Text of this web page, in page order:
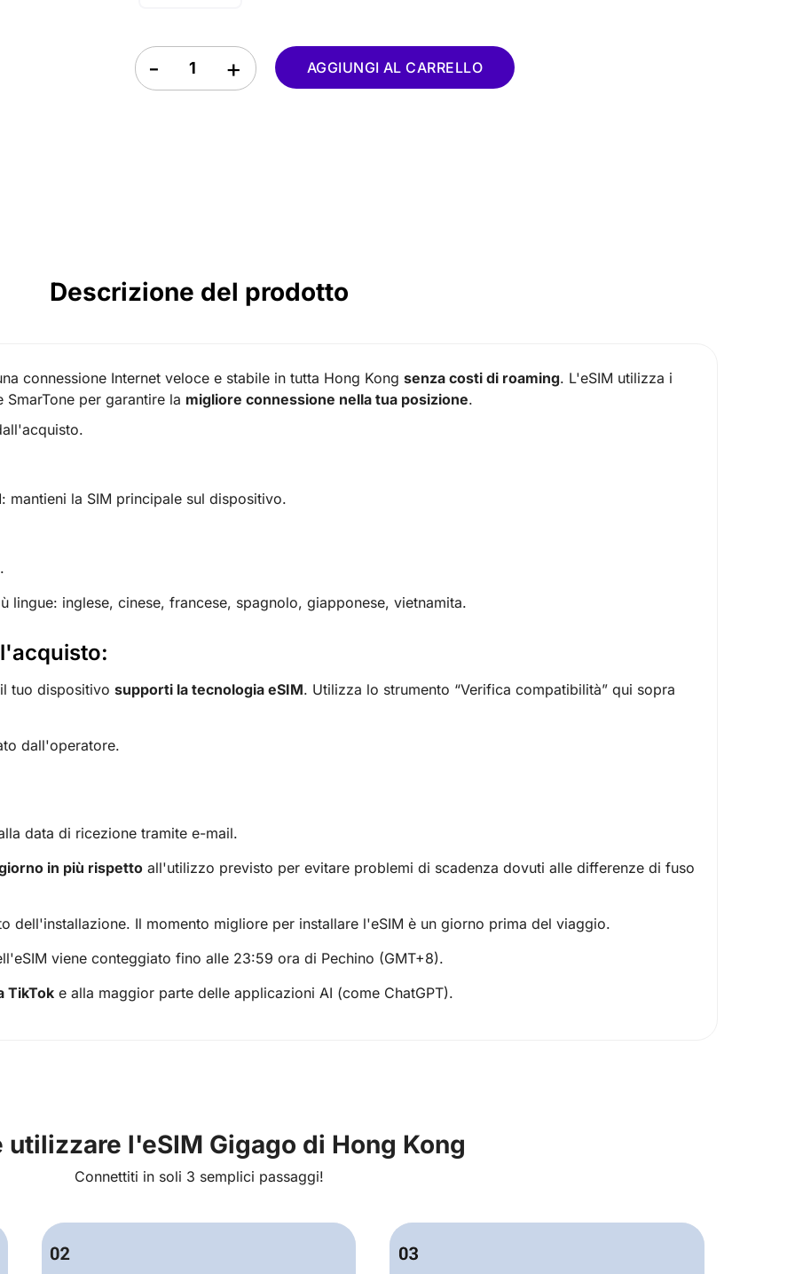
eSIM Hong Kong quantity
AGGIUNGI AL CARRELLO
Descrizione del prodotto
connessione Internet veloce e stabile in tutta Hong Kong senza costi di roaming. L'eSIM utilizza i
per garantire la migliore connessione nella tua posizione.
mantieni la SIM principale sul dispositivo.
lingue: inglese, cinese, francese, spagnolo, giapponese, vietnamita.
tuo dispositivo supporti la tecnologia eSIM. Utilizza lo strumento “Verifica compatibilità” qui sopra
dall'operatore.
data di ricezione tramite e-mail.
in più rispetto all'utilizzo previsto per evitare problemi di scadenza dovuti alle differenze di fuso
dell'installazione. Il momento migliore per installare l'eSIM è un giorno prima del viaggio.
viene conteggiato fino alle 23:59 ora di Pechino (GMT+8).
TikTok e alla maggior parte delle applicazioni AI (come ChatGPT).
utilizzare l'eSIM Gigago di Hong Kong
Connettiti in soli 3 semplici passaggi!